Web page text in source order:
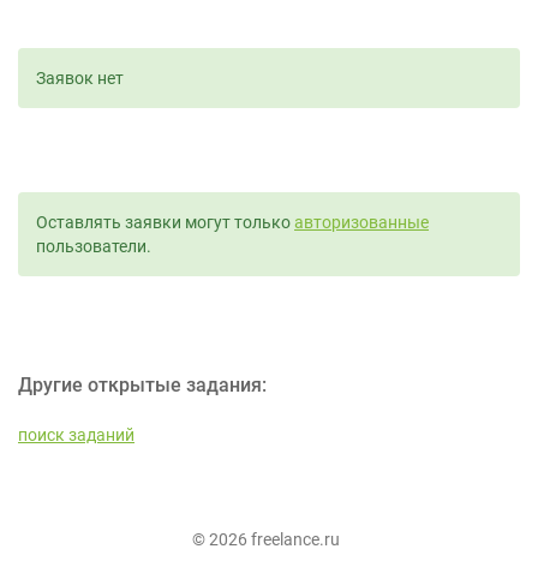
Заявок нет
Оставлять заявки могут толькоавторизованные
пользователи.
Другие открытые задания:
поиск заданий
© 2026 freelance.ru